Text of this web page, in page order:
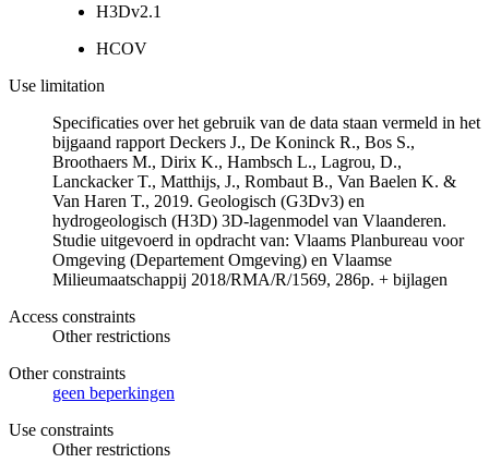
H3Dv2.1
HCOV
Use limitation
Specificaties over het gebruik van de data staan vermeld in het
bijgaand rapport Deckers J., De Koninck R., Bos S.,
Broothaers M., Dirix K., Hambsch L., Lagrou, D.,
Lanckacker T., Matthijs, J., Rombaut B., Van Baelen K. &
Van Haren T., 2019. Geologisch (G3Dv3) en
hydrogeologisch (H3D) 3D-lagenmodel van Vlaanderen.
Studie uitgevoerd in opdracht van: Vlaams Planbureau voor
Omgeving (Departement Omgeving) en Vlaamse
Milieumaatschappij 2018/RMA/R/1569, 286p. + bijlagen
Access constraints
Other restrictions
Other constraints
geen beperkingen
Use constraints
Other restrictions